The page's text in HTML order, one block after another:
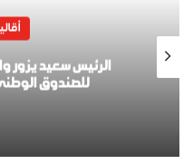
للصندوق